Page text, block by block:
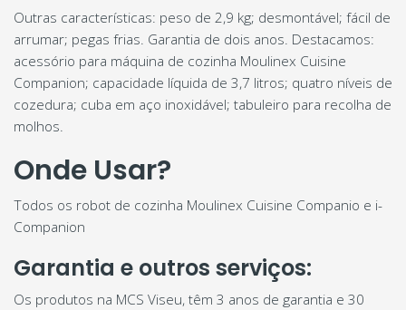
Outras características: peso de 2,9 kg; desmontável; fácil de
arrumar; pegas frias. Garantia de dois anos. Destacamos:
acessório para máquina de cozinha Moulinex Cuisine
Companion; capacidade líquida de 3,7 litros; quatro níveis de
cozedura; cuba em aço inoxidável; tabuleiro para recolha de
molhos.
Onde Usar?
Todos os robot de cozinha Moulinex Cuisine Companio e i-
Companion
Garantia e outros serviços:
Os produtos na MCS Viseu, têm 3 anos de garantia e 30